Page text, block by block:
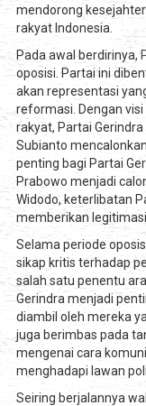
mendorong
rakyat Indonesia.
Pada awal berdirinya,
oposisi. Partai ini
akan representasi
reformasi. Dengan
rakyat, Partai
Subianto
penting bagi Partai
Prabowo menjadi
Widodo, keterlibatan
memberikan
Selama periode
sikap kritis terhadap
salah satu penentu
Gerindra menjadi
diambil oleh mereka
juga berimbas pada
mengenai cara
menghadapi lawan
Seiring berjalannya